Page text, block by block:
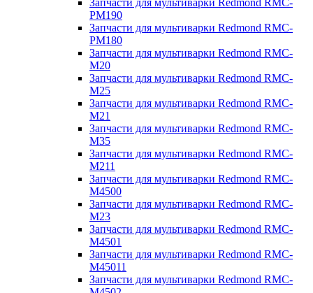
Запчасти для мультиварки Redmond RMC-
PM190
Запчасти для мультиварки Redmond RMC-
PM180
Запчасти для мультиварки Redmond RMC-
M20
Запчасти для мультиварки Redmond RMC-
M25
Запчасти для мультиварки Redmond RMC-
M21
Запчасти для мультиварки Redmond RMC-
M35
Запчасти для мультиварки Redmond RMC-
M211
Запчасти для мультиварки Redmond RMC-
M4500
Запчасти для мультиварки Redmond RMC-
M23
Запчасти для мультиварки Redmond RMC-
M4501
Запчасти для мультиварки Redmond RMC-
M45011
Запчасти для мультиварки Redmond RMC-